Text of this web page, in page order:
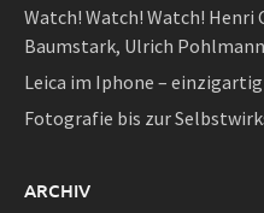
Watch! Watch! Watch!
Baumstark, Ulrich Pohlmann
Leica im Iphone – einzigartig
Fotografie bis zur
ARCHIV